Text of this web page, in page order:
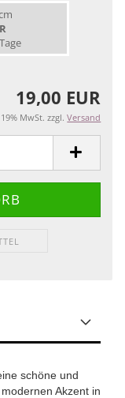
19,00 EUR
MwSt. zzgl.Versand
schöne und
Akzent in